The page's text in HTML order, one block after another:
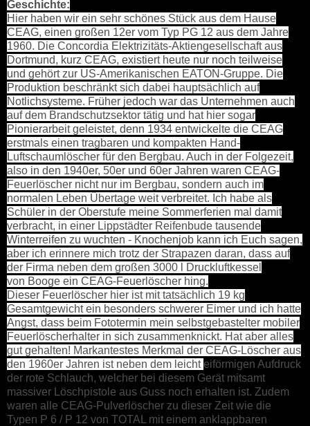
Geschichte:
Hier haben wir ein sehr schönes Stück aus dem Hause
CEAG, einen großen 12er vom Typ PG 12 aus dem Jahre
1960. Die Concordia Elektrizitäts-Aktiengesellschaft aus
Dortmund, kurz CEAG, existiert heute nur noch teilweise
und gehört zur US-Amerikanischen EATON-Gruppe. Die
Produktion beschränkt sich dabei hauptsächlich auf
Notlichsysteme. Früher jedoch war das Unternehmen auch
auf dem Brandschutzsektor tätig und hat hier sogar
Pionierarbeit geleistet, denn 1934 entwickelte die CEAG
erstmals einen tragbaren und kompakten Hand-
Luftschaumlöscher für den Bergbau. Auch in der Folgezeit,
also in den 1940er, 50er und 60er Jahren waren CEAG-
Feuerlöscher nicht nur im Bergbau, sondern auch im
normalen Leben Übertage weit verbreitet. Ich habe als
Schüler in der Oberstufe meine Sommerferien mal damit
verbracht, in einer Lippstädter Reifenbude tausende
Winterreifen zu wuchten - Knochenjob kann ich Euch sagen,
aber ich erinnere mich trotz der Strapazen daran, dass auf
der Firma neben dem großen 3000 l Druckluftkessel
von Booge ein CEAG-Feuerlöscher hing.
Dieser Feuerlöscher hier ist mit tatsächlich 19 kg
Gesamtgewicht ein besonders schwerer Eimer und ich hatte
Angst, dass beim Fototermin mein selbstgebastelter mobiler
Feuerlöscherhalter in sich zusammenknickt. Hat aber alles
gut gehalten! Markantestes Merkmal der CEAG-Löscher aus
den 1960er Jahren ist neben dem leicht eiförmigen Aufdruck
der rote Schlauch, welcher bei diesem Gerät mitsamt
massiver Löschpistole aus Guss noch erhalten ist. Zudem
waren alle CEAG-Pulverlöscher zu dieser Zeit wie die
Typen P 6 / P 12 von TOTAL mit einem anklappbaren